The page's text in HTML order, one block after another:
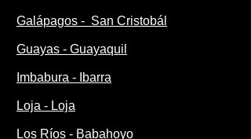
Galápagos - San Cristobál
Guayas - Guayaquil
Imbabura - Ibarra
Loja - Loja
Los Ríos - Babahoyo